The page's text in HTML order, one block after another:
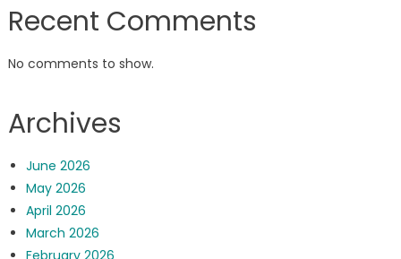
Recent Comments
No comments to show.
Archives
June 2026
May 2026
April 2026
March 2026
February 2026